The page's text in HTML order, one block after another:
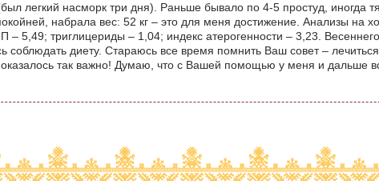
легкий насморк три дня). Раньше бывало по 4-5 простуд, иногда
набрала вес: 52 кг – это для меня достижение. Анализы на
5,49; триглицериды – 1,04; индекс атерогенности – 3,23.
соблюдать диету. Стараюсь все время помнить Ваш совет –
оказалось так важно! Думаю, что с Вашей помощью у меня и дальше